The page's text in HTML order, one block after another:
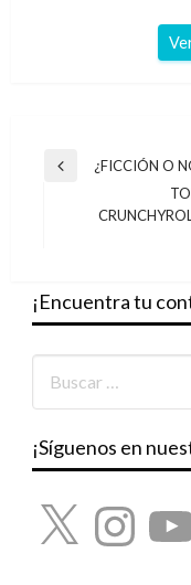
Navegación
entradas
Entrada
¿FICCIÓN O
Entrada
¡Encuentra tu
¡Síguenos en
X Instagram